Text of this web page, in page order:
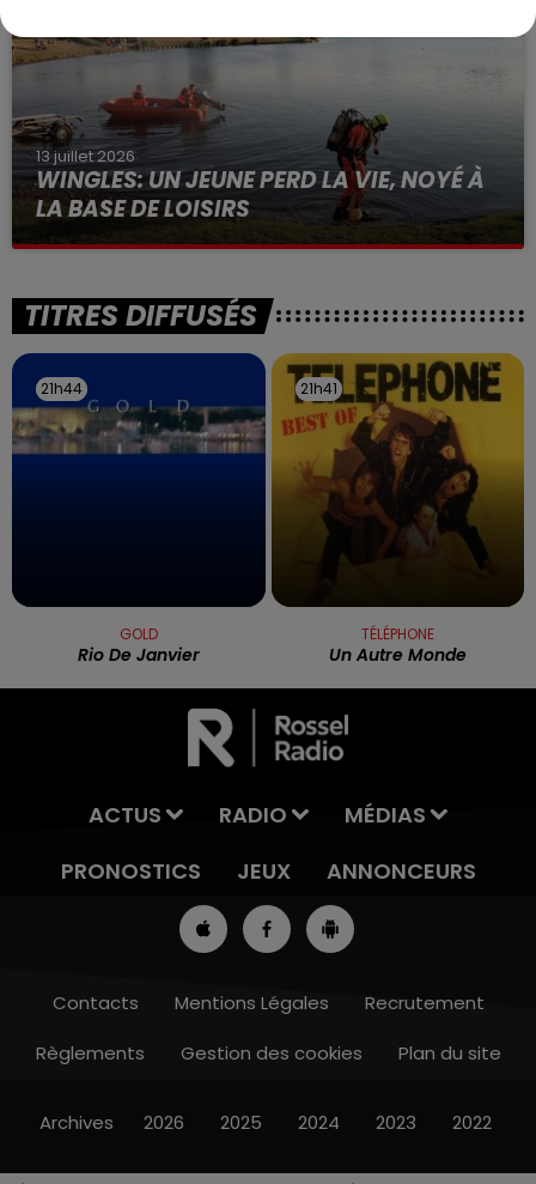
13h00 - 16h00
13 juillet 2026
WINGLES: UN JEUNE PERD LA VIE, NOYÉ À
LA BASE DE LOISIRS
La victime a coulé à pic
TITRES DIFFUSÉS
21h44
21h44
GOLD
Rio De Janvier
21h41
21h41
TÉLÉPHONE
Un Autre Monde
ACTUS RADIO
MÉDIAS
PRONOSTICS
JEUX ANNONCEURS
Contacts Mentions Légales
Recrutement
Règlements
Gestion des cookies Plan du site
Archives 2026 2025 2024 2023 2022